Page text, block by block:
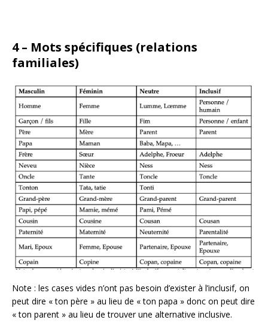
4 – Mots spécifiques (relations
familiales)
Note : les cases vides n’ont pas besoin d’exister à l’inclusif, on
peut dire « ton père » au lieu de « ton papa » donc on peut dire
« ton parent » au lieu de trouver une alternative inclusive.